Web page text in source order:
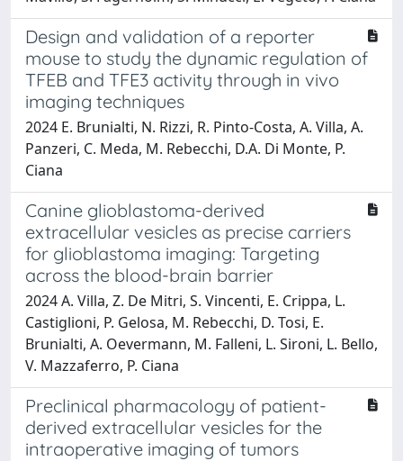
Design and validation of a reporter
mouse to study the dynamic regulation of
TFEB and TFE3 activity through in vivo
imaging techniques
2024 E. Brunialti, N. Rizzi, R. Pinto-Costa, A. Villa, A.
Panzeri, C. Meda, M. Rebecchi, D.A. Di Monte, P.
Ciana
Canine glioblastoma-derived
extracellular vesicles as precise carriers
for glioblastoma imaging: Targeting
across the blood-brain barrier
2024 A. Villa, Z. De Mitri, S. Vincenti, E. Crippa, L.
Castiglioni, P. Gelosa, M. Rebecchi, D. Tosi, E.
Brunialti, A. Oevermann, M. Falleni, L. Sironi, L. Bello,
V. Mazzaferro, P. Ciana
Preclinical pharmacology of patient-
derived extracellular vesicles for the
intraoperative imaging of tumors